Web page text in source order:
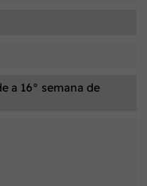
a 16° semana de